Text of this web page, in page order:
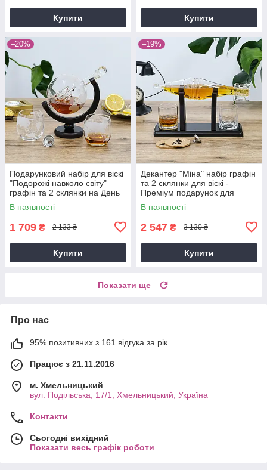
Купити Купити
–20%
Подарунковий набір для віскі
"Подорожі навколо світу"
графін та 2 склянки на День
народження брату Гранд
Презент GP240022
В наявності
1 709 ₴ 2 133 ₴
Купити
–19%
Декантер "Міна" набір графін
та 2 склянки для віскі -
Преміум подарунок для
шефа Гранд Презент
GP241207
В наявності
2 547 ₴ 3 130 ₴
Купити
Показати ще
Про нас
95% позитивних з 161 відгука за рік
Працює з 21.11.2016
м. Хмельницький
вул. Подільська, 17/1, Хмельницький, Україна
Контакти
Сьогодні вихідний
Показати весь графік роботи